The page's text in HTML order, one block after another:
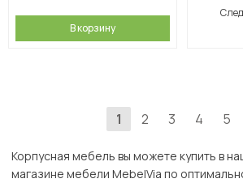
В корзину
1 2 3 4 5
Корпусная мебель вы можете купить в
магазине мебели MebelVia по оптимальной